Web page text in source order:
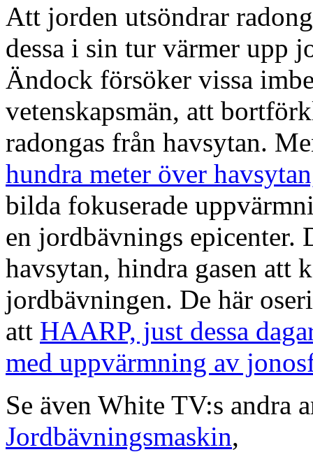
Att jorden utsöndrar
dessa i sin tur värmer upp
Ändock försöker vissa
vetenskapsmän, att
radongas från havsytan.
hundra meter över
bilda fokuserade
en jordbävnings epicenter.
havsytan, hindra gasen att
jordbävningen. De här
att HAARP, just dessa
med uppvärmning av
Se även White TV:s andra
Jordbävningsmaskin,